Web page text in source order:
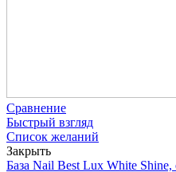
Сравнение
Быстрый взгляд
Список желаний
Закрыть
База Nail Best Lux White